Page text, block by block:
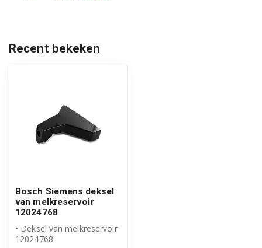
Siemens TI9573X9RW/10
Siemens TI9575X1DE/10
Siemens TI957FX1DE/10
Recent bekeken
Bosch Siemens deksel
van melkreservoir
12024768
• Deksel van melkreservoir
12024768